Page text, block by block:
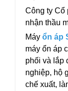
Công ty Cổ
nhận thầu
Máy ổn áp
máy ổn áp
phối và lắp
nghiệp, hộ
chế xuất,